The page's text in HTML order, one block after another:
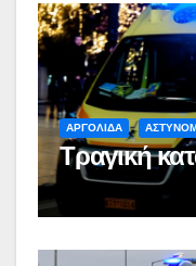
ΑΡΓΟΛΙΔΑ
Τραγική